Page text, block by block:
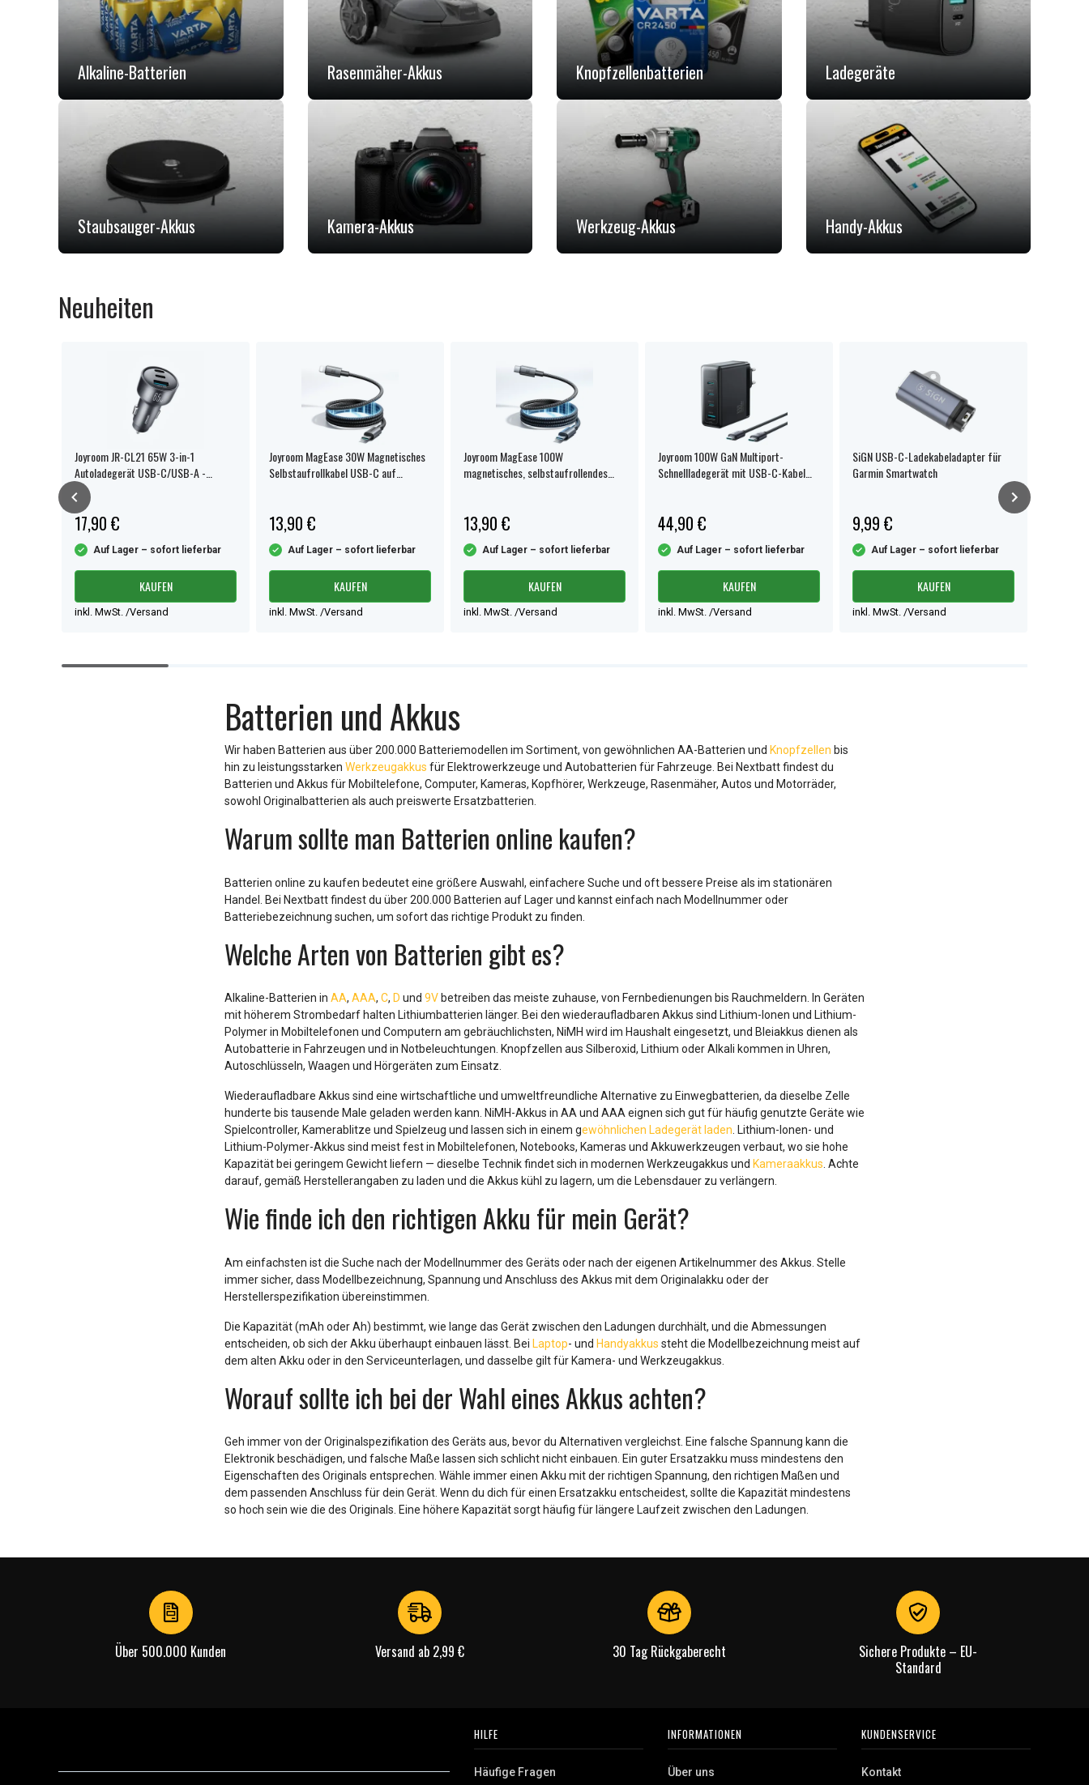
Alkaline-Batterien Rasenmäher-Akkus Knopfzellenbatterien Ladegeräte
Staubsauger-Akkus Kamera-Akkus Werkzeug-Akkus Handy-Akkus
Neuheiten
Joyroom JR-CL21 65W 3-in-1
Autoladegerät USB-C/USB-A -
Schwarz
17,90 €
Auf Lager – sofort lieferbar
KAUFEN
inkl. MwSt. /Versand
Joyroom MagEase 30W Magnetisches
Selbstaufrollkabel USB-C auf
13,90 €
Auf Lager – sofort lieferbar
KAUFEN
inkl. MwSt. /Versand
Joyroom MagEase 100W
magnetisches, selbstaufrollendes
13,90 €
Auf Lager – sofort lieferbar
KAUFEN
inkl. MwSt. /Versand
Joyroom 100W GaN Multiport-
Schnellladegerät mit USB-C-Kabel
44,90 €
Auf Lager – sofort lieferbar
KAUFEN
inkl. MwSt. /Versand
SiGN USB-C-Ladekabeladapter für
Garmin Smartwatch
9,99 €
Auf Lager – sofort lieferbar
KAUFEN
inkl. MwSt. /Versand
Item
Batterien und Akkus
Wir haben Batterien aus über 200.000 Batteriemodellen im Sortiment, von gewöhnlichen AA-Batterien und Knopfzellen bis
hin zu leistungsstarken Werkzeugakkus für Elektrowerkzeuge und Autobatterien für Fahrzeuge. Bei Nextbatt findest du
Batterien und Akkus für Mobiltelefone, Computer, Kameras, Kopfhörer, Werkzeuge, Rasenmäher, Autos und Motorräder,
sowohl Originalbatterien als auch preiswerte Ersatzbatterien.
Warum sollte man Batterien online kaufen?
Batterien online zu kaufen bedeutet eine größere Auswahl, einfachere Suche und oft bessere Preise als im stationären
Handel. Bei Nextbatt findest du über 200.000 Batterien auf Lager und kannst einfach nach Modellnummer oder
Batteriebezeichnung suchen, um sofort das richtige Produkt zu finden.
Welche Arten von Batterien gibt es?
Alkaline-Batterien in AA, AAA, C, D und 9V betreiben das meiste zuhause, von Fernbedienungen bis Rauchmeldern. In Geräten
mit höherem Strombedarf halten Lithiumbatterien länger. Bei den wiederaufladbaren Akkus sind Lithium-Ionen und Lithium-
Polymer in Mobiltelefonen und Computern am gebräuchlichsten, NiMH wird im Haushalt eingesetzt, und Bleiakkus dienen als
Autobatterie in Fahrzeugen und in Notbeleuchtungen. Knopfzellen aus Silberoxid, Lithium oder Alkali kommen in Uhren,
Autoschlüsseln, Waagen und Hörgeräten zum Einsatz.
Wiederaufladbare Akkus sind eine wirtschaftliche und umweltfreundliche Alternative zu Einwegbatterien, da dieselbe Zelle
hunderte bis tausende Male geladen werden kann. NiMH-Akkus in AA und AAA eignen sich gut für häufig genutzte Geräte wie
Spielcontroller, Kamerablitze und Spielzeug und lassen sich in einem gewöhnlichen Ladegerät laden . Lithium-Ionen- und
Lithium-Polymer-Akkus sind meist fest in Mobiltelefonen, Notebooks, Kameras und Akkuwerkzeugen verbaut, wo sie hohe
Kapazität bei geringem Gewicht liefern — dieselbe Technik findet sich in modernen Werkzeugakkus und Kameraakkus . Achte
darauf, gemäß Herstellerangaben zu laden und die Akkus kühl zu lagern, um die Lebensdauer zu verlängern.
Wie finde ich den richtigen Akku für mein Gerät?
Am einfachsten ist die Suche nach der Modellnummer des Geräts oder nach der eigenen Artikelnummer des Akkus. Stelle
immer sicher, dass Modellbezeichnung, Spannung und Anschluss des Akkus mit dem Originalakku oder der
Herstellerspezifikation übereinstimmen.
Die Kapazität (mAh oder Ah) bestimmt, wie lange das Gerät zwischen den Ladungen durchhält, und die Abmessungen
entscheiden, ob sich der Akku überhaupt einbauen lässt. Bei Laptop- und Handyakkus steht die Modellbezeichnung meist auf
dem alten Akku oder in den Serviceunterlagen, und dasselbe gilt für Kamera- und Werkzeugakkus.
Worauf sollte ich bei der Wahl eines Akkus achten?
Geh immer von der Originalspezifikation des Geräts aus, bevor du Alternativen vergleichst. Eine falsche Spannung kann die
Elektronik beschädigen, und falsche Maße lassen sich schlicht nicht einbauen. Ein guter Ersatzakku muss mindestens den
Eigenschaften des Originals entsprechen. Wähle immer einen Akku mit der richtigen Spannung, den richtigen Maßen und
dem passenden Anschluss für dein Gerät. Wenn du dich für einen Ersatzakku entscheidest, sollte die Kapazität mindestens
so hoch sein wie die des Originals. Eine höhere Kapazität sorgt häufig für längere Laufzeit zwischen den Ladungen.
Über 500.000 Kunden Versand ab 2,99 € 30 Tag Rückgaberecht
Sichere Produkte – EU-
Standard
HILFE
Häufige Fragen
INFORMATIONEN
Über uns
KUNDENSERVICE
Kontakt